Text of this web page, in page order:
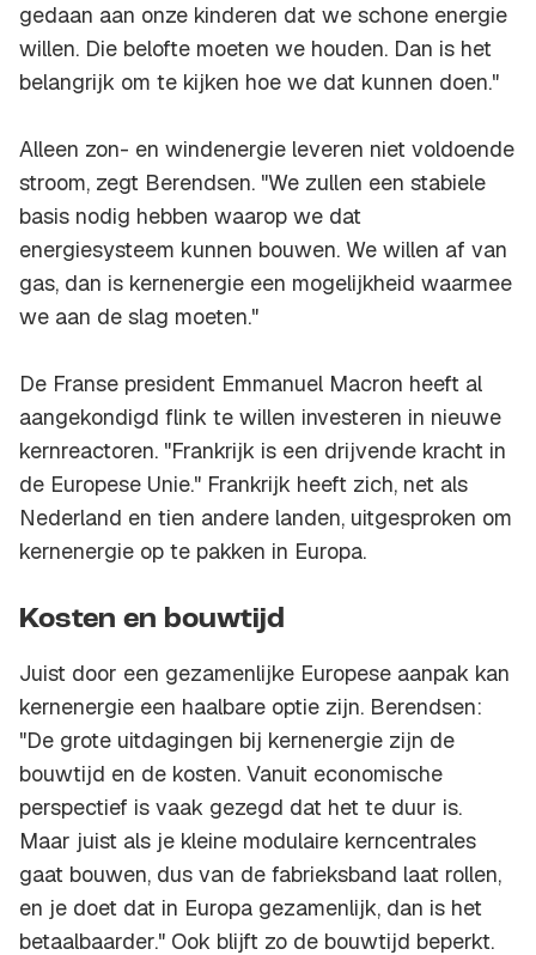
gedaan aan onze kinderen dat we schone energie
willen. Die belofte moeten we houden. Dan is het
belangrijk om te kijken hoe we dat kunnen doen."
Alleen zon- en windenergie leveren niet voldoende
stroom, zegt Berendsen. "We zullen een stabiele
basis nodig hebben waarop we dat
energiesysteem kunnen bouwen. We willen af van
gas, dan is kernenergie een mogelijkheid waarmee
we aan de slag moeten."
De Franse president Emmanuel Macron heeft al
aangekondigd flink te willen investeren in nieuwe
kernreactoren. "Frankrijk is een drijvende kracht in
de Europese Unie." Frankrijk heeft zich, net als
Nederland en tien andere landen, uitgesproken om
kernenergie op te pakken in Europa.
Kosten en bouwtijd
Juist door een gezamenlijke Europese aanpak kan
kernenergie een haalbare optie zijn. Berendsen:
"De grote uitdagingen bij kernenergie zijn de
bouwtijd en de kosten. Vanuit economische
perspectief is vaak gezegd dat het te duur is.
Maar juist als je kleine modulaire kerncentrales
gaat bouwen, dus van de fabrieksband laat rollen,
en je doet dat in Europa gezamenlijk, dan is het
betaalbaarder." Ook blijft zo de bouwtijd beperkt.